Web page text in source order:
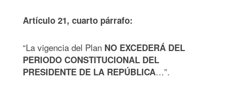
Artículo 21, cuarto párrafo:
“La vigencia del Plan NO EXCEDERÁ DEL
PERIODO CONSTITUCIONAL DEL
PRESIDENTE DE LA REPÚBLICA…”.